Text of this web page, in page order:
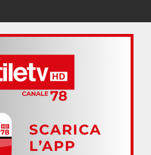
SCARICA
L’APP